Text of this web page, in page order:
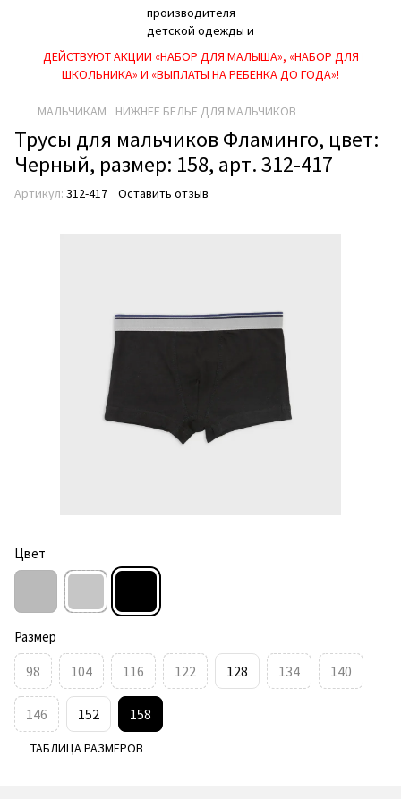
ДЕЙСТВУЮТ АКЦИИ «НАБОР ДЛЯ МАЛЫША», «НАБОР ДЛЯ
ШКОЛЬНИКА» И «ВЫПЛАТЫ НА РЕБEНКА ДО ГОДА»!
МАЛЬЧИКАМ НИЖНЕЕ БЕЛЬЕ ДЛЯ МАЛЬЧИКОВ
Трусы для мальчиков Фламинго, цвет:
Черный, размер: 158, арт. 312-417
Артикул: 312-417 Оставить отзыв
Цвет
Размер
98 104 116 122 128 134 140
146 152 158
ТАБЛИЦА РАЗМЕРОВ